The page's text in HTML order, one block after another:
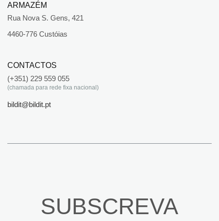
ARMAZÉM
Rua Nova S. Gens, 421
4460-776 Custóias
CONTACTOS
(+351) 229 559 055
(chamada para rede fixa nacional)
bildit@bildit.pt
SUBSCREVA